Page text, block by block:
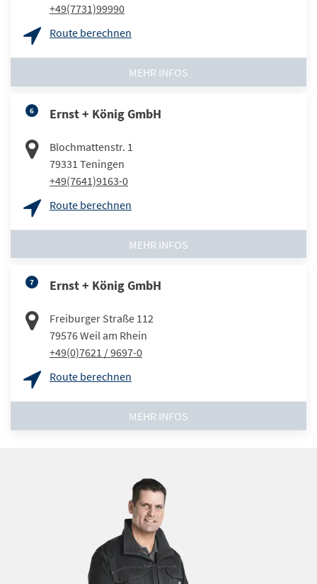
+49(7731)99990
Route berechnen
MEHR INFOS
6 Ernst + König GmbH
Blochmattenstr. 1
79331 Teningen
+49(7641)9163-0
Route berechnen
MEHR INFOS
7 Ernst + König GmbH
Freiburger Straße 112
79576Weil am Rhein
+49(0)7621 / 9697-0
Route berechnen
MEHR INFOS